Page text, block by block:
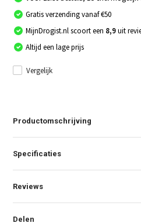
Gratis verzending vanaf €50
MijnDrogist.nl scoort een 8,9uit
Altijd een lage prijs
Vergelijk
Productomschrijving
Specificaties
Reviews
Delen